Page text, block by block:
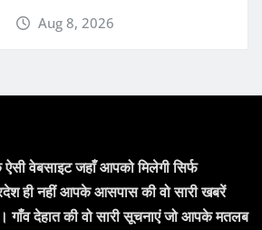
Aug 8, 2026
वेबसाइट जहाँ आपको मिलेगी सिर्फ
ही नहीं आपके आसपास की वो सारी खबरें
गाँव देहात की वो सारी सूचनाएं जो आपके मतलब